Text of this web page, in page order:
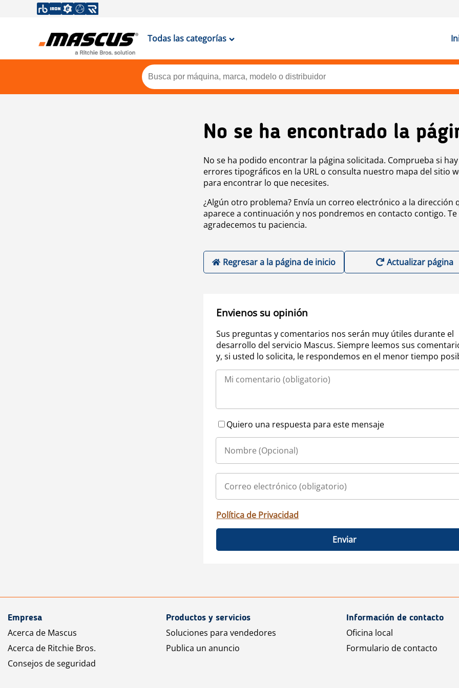
Todas las categorías
No se ha encontrado la
No se ha podido encontrar la página solicitada. Comprueba si hay
errores tipográficos en la URL o consulta nuestro mapa del sitio
para encontrar lo que necesites.
¿Algún otro problema? Envía un correo electrónico a la dirección
aparece a continuación y nos pondremos en contacto contigo. Te
agradecemos tu paciencia.
Regresar a la página de inicio Actualizar página
Envienos su opinión
Sus preguntas y comentarios nos serán muy útiles durante el
desarrollo del servicio Mascus. Siempre leemos sus
y, si usted lo solicita, le respondemos en el menor tiempo
Quiero una respuesta para este mensaje
Política de Privacidad
Enviar
Empresa
Acerca de Mascus
Acerca de Ritchie Bros.
Consejos de seguridad
Productos y servicios
Soluciones para vendedores
Publica un anuncio
Información de contacto
Oficina local
Formulario de contacto